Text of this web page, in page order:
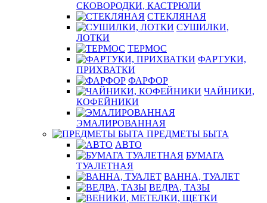
СКОВОРОДКИ, КАСТРЮЛИ
СТЕКЛЯНАЯ
СУШИЛКИ,
ЛОТКИ
ТЕРМОС
ФАРТУКИ,
ПРИХВАТКИ
ФАРФОР
ЧАЙНИКИ,
КОФЕЙНИКИ
ЭМАЛИРОВАННАЯ
ПРЕДМЕТЫ БЫТА
АВТО
БУМАГА
ТУАЛЕТНАЯ
ВАННА, ТУАЛЕТ
ВЕДРА, ТАЗЫ